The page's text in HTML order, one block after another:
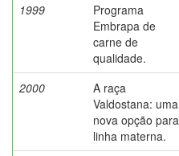
1999
Programa
Embrapa de
carne de
qualidade.
2000
A raça
Valdostana: uma
nova opção para
linha materna.